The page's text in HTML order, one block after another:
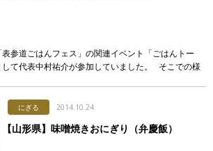
参道ごはんフェス」の関連イベント「ごはんトー
て代表中村祐介が参加していました。 そこでの様
にぎる 2014.10.24
【山形県】味噌焼きおにぎり（弁慶飯）